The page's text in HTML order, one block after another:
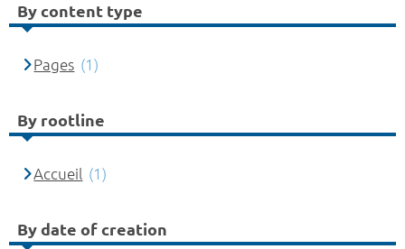
By content type
Pages (1)
By rootline
Accueil (1)
By date of creation